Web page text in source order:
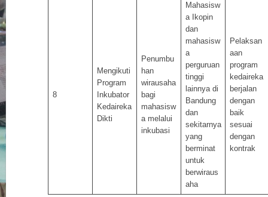
8
Mengikuti
Program
Inkubator
Kedaireka
Dikti
Penumbu
han
wirausaha
bagi
mahasisw
a melalui
inkubasi
Mahasisw
a Ikopin
dan
mahasisw
a
perguruan
tinggi
lainnya di
Bandung
dan
sekitarnya
yang
berminat
untuk
berwiraus
aha
Pelaksan
aan
program
kedaireka
berjalan
dengan
baik
sesuai
dengan
kontrak